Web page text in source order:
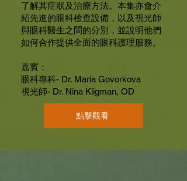
了解其症狀及治療方法。本集亦會介
紹先進的眼科檢查設備，以及視光師
與眼科醫生之間的分別，並說明他們
如何合作提供全面的眼科護理服務。
嘉賓：
眼科專科- Dr. Maria Govorkova
視光師- Dr. Nina Kligman, OD
點擊觀看